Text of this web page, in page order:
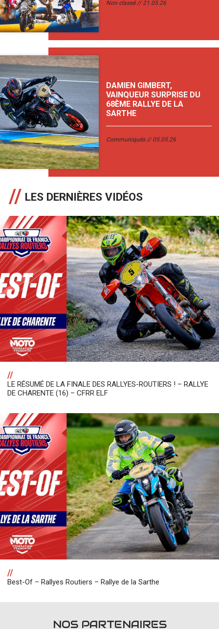
Non classé 21.05.26
DAMIEN GIMBERT,
VAINQUEUR SURPRISE DU
68ÈME RALLYE DE LA
SARTHE
Communiqués 05.05.26
LES DERNIÈRES VIDÉOS
//
LE RÉSUMÉ DE LA FINALE DES RALLYES-ROUTIERS ! – RALLYE
DE CHARENTE (16) – CFRR ELF
//
Best-Of – Rallyes Routiers – Rallye de la Sarthe
NOS PARTENAIRES